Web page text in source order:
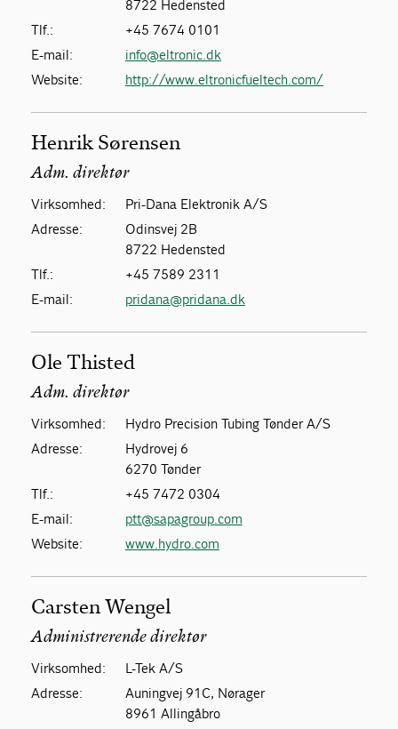
8722 Hedensted
Tlf.:
+45 7674 0101
E-mail:
info@eltronic.dk
Website:
http://www.eltronicfueltech.com/
Henrik Sørensen
Adm. direktør
Virksomhed:
Pri-Dana Elektronik A/S
Adresse:
Odinsvej 2B
8722 Hedensted
Tlf.:
+45 7589 2311
E-mail:
pridana@pridana.dk
Ole Thisted
Adm. direktør
Virksomhed:
Hydro Precision Tubing Tønder A/S
Adresse:
Hydrovej 6
6270 Tønder
Tlf.:
+45 7472 0304
E-mail:
ptt@sapagroup.com
Website:
www.hydro.com
Carsten Wengel
Administrerende direktør
Virksomhed:
L-Tek A/S
Adresse:
Auningvej 91C, Nørager
8961 Allingåbro